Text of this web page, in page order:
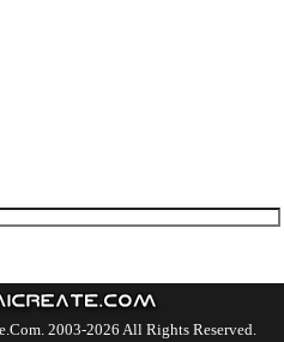
2003-2026 All Rights Reserved.